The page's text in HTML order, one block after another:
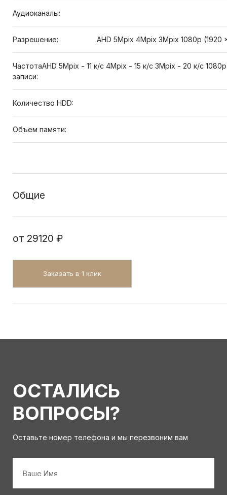
Аудиоканалы:
Разрешение: AHD 5Mpix 4Mpix 3Mpix 1080p
Частота
записи:
AHD 5Mpix - 11 к/с 4Mpix - 15 к/с 3Mpix - 20 к/с
Количество HDD:
Объем памяти:
Общие
от 29120 ₽
Заказать в 1 клик
ОСТАЛИСЬ
ВОПРОСЫ?
Оставьте номер телефона и мы перезвоним вам